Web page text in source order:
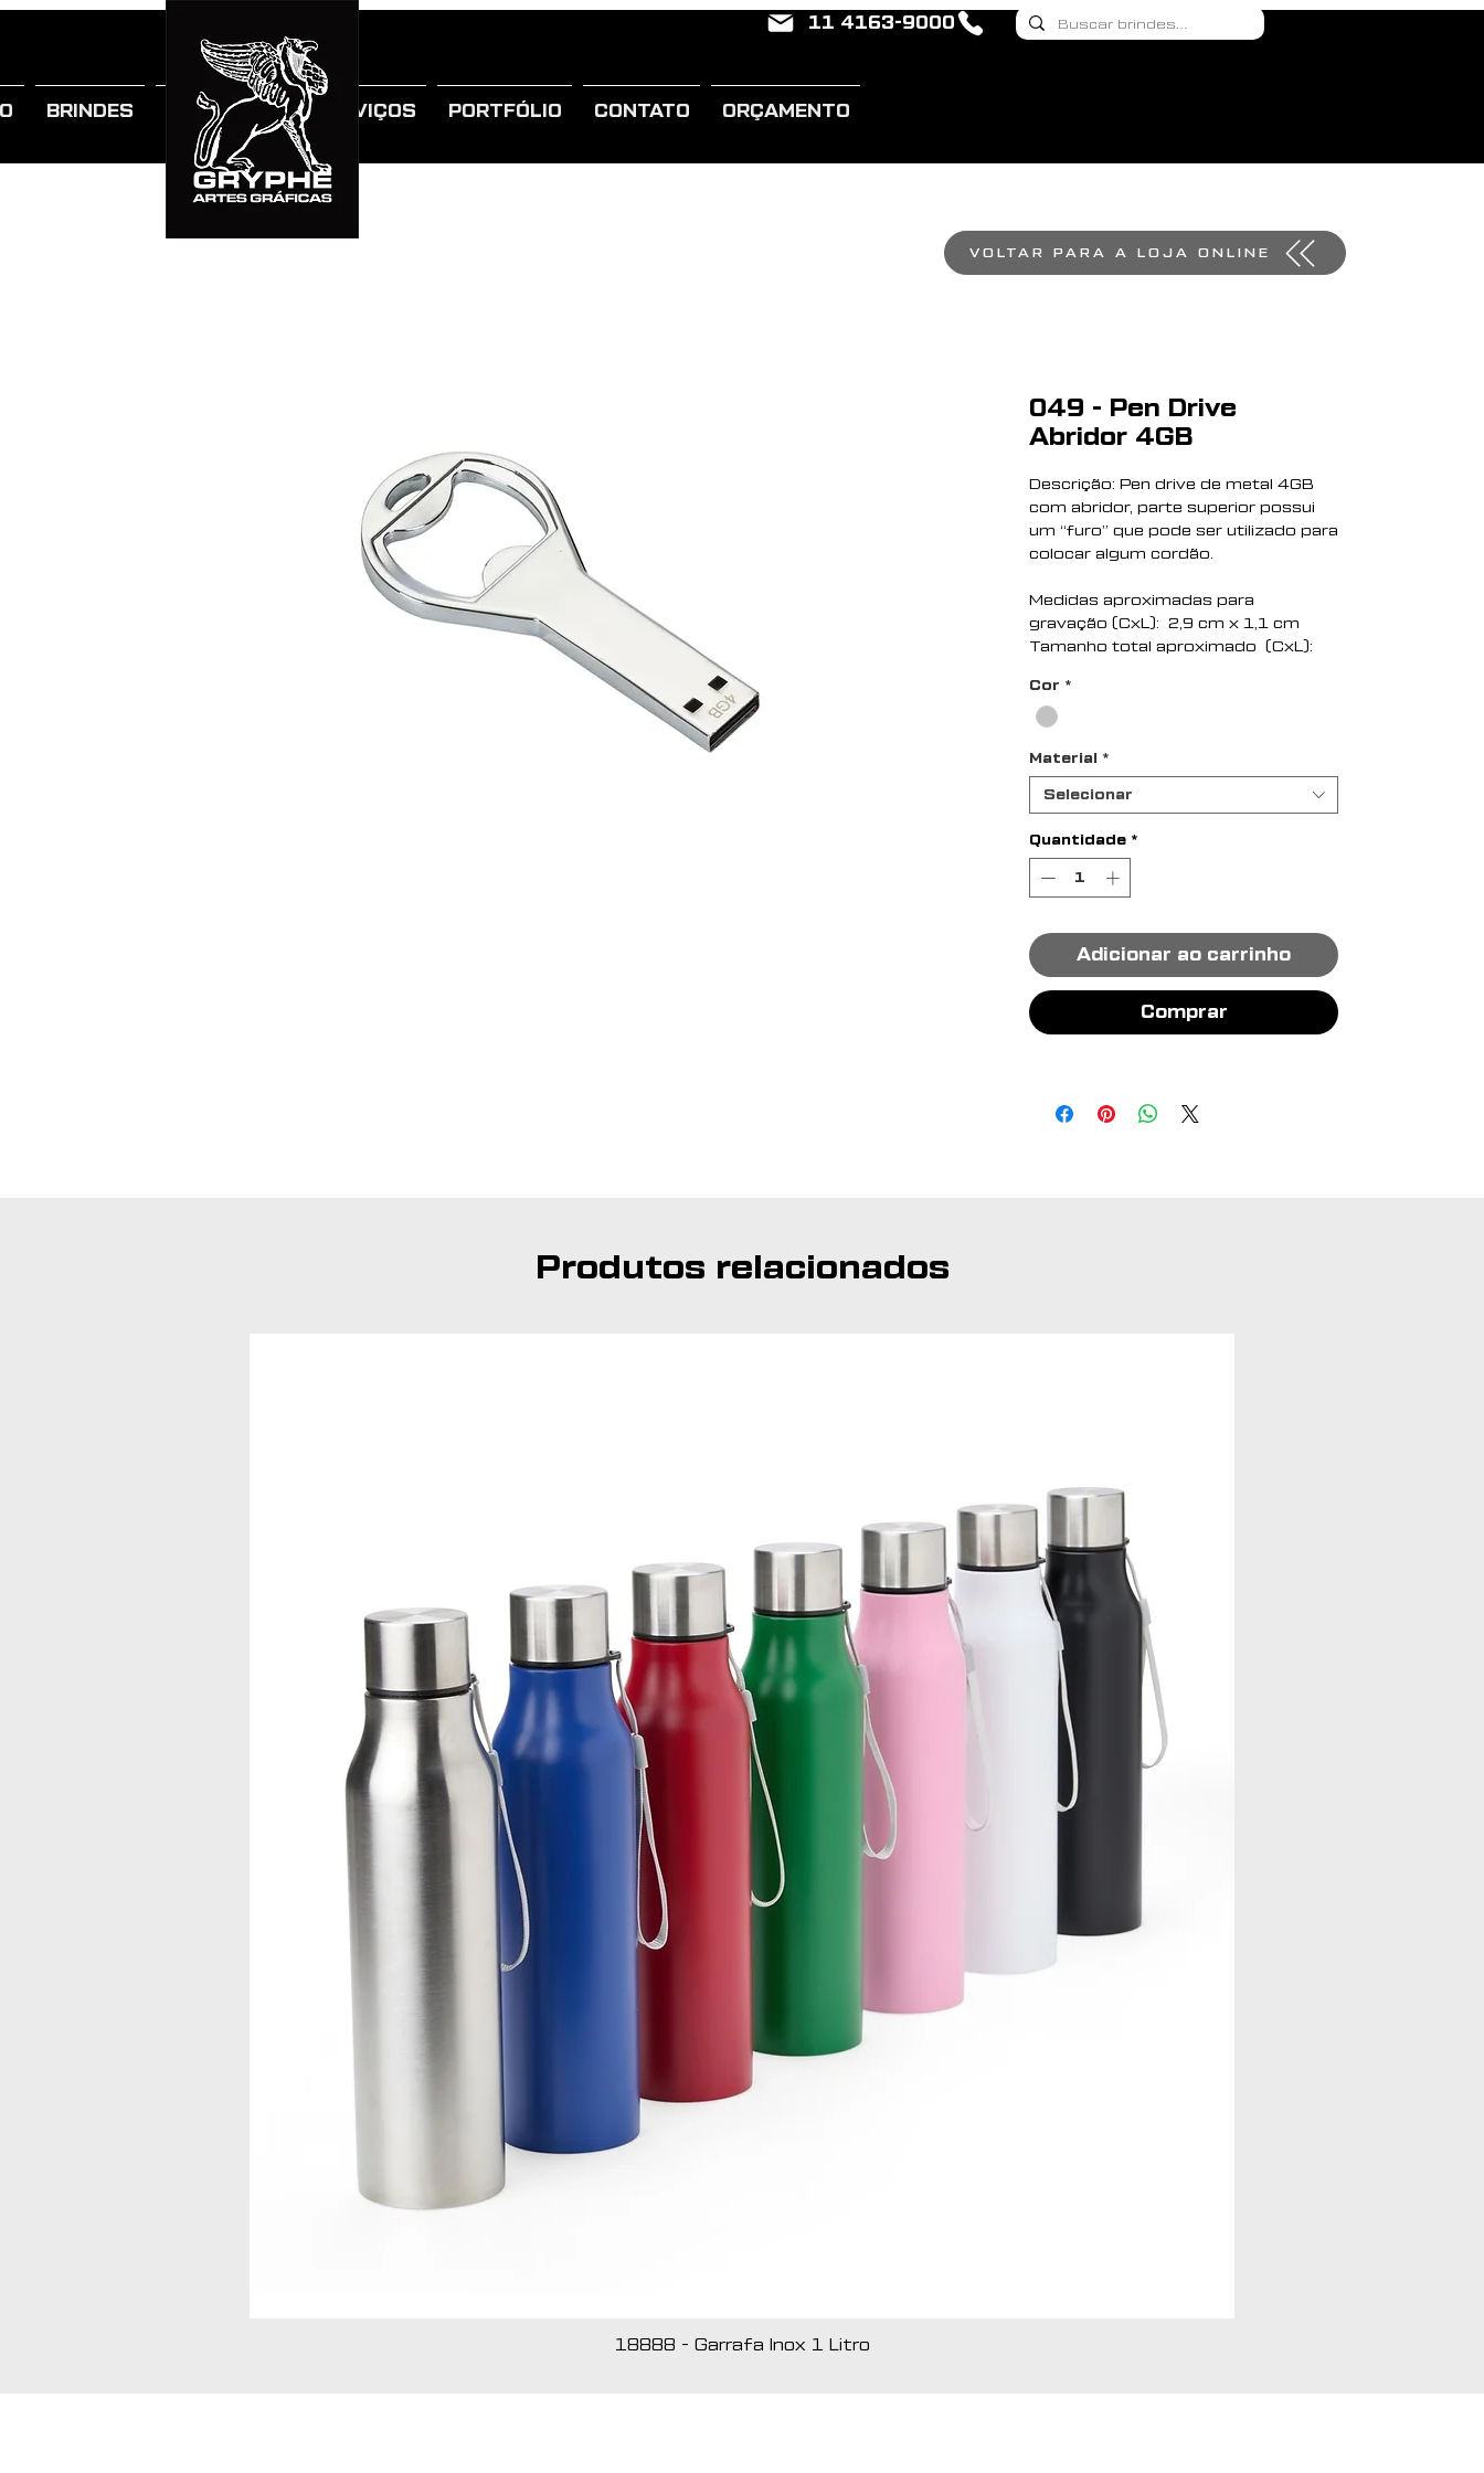
11 4163-9000
BRINDES SOBRE NÓS SERVIÇOS PORTFÓLIO CONTATO ORÇAMENTO
049 - Pen Drive
Abridor 4GB
Descrição: Pen drive de metal 4GB
com abridor, parte superior possui
um “furo” que pode ser utilizado para
colocar algum cordão.
Medidas aproximadas para
gravação (CxL): 2,9 cm x 1,1 cm
Tamanho total aproximado (CxL):
Peso aproximado (g): 20
Cor *
Material *
Selecionar
Quantidade *
Adicionar ao carrinho
Comprar
VOLTAR PARA A LOJA ONLINE
Produtos relacionados
18888 - Garrafa Inox 1 Litro